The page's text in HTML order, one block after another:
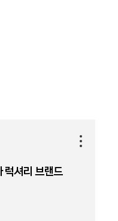
럭셔리 브랜드